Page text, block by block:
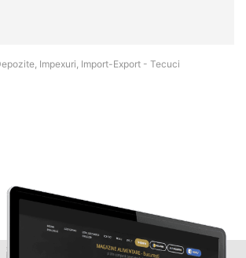
Impexuri, Import-Export - Tecuci